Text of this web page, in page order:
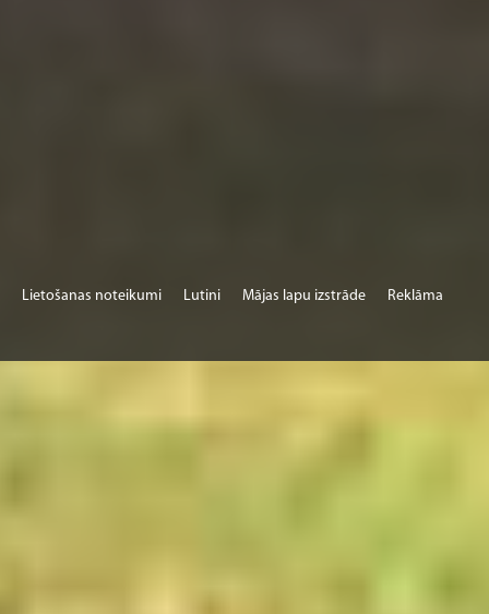
Lietošanas noteikumi Lutini Mājas lapu izstrāde Reklāma